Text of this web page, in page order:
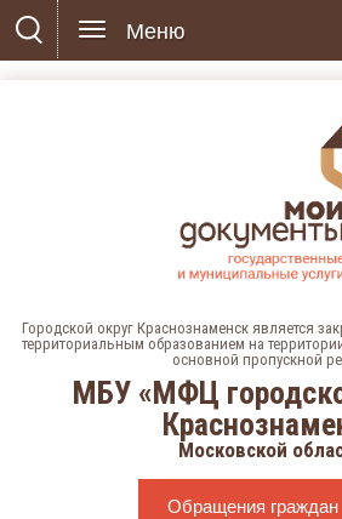
Меню
Городской округ Краснознаменск является
территориальным образованием на
основной пропускной
МБУ «МФЦ
Московской
Обращения граждан